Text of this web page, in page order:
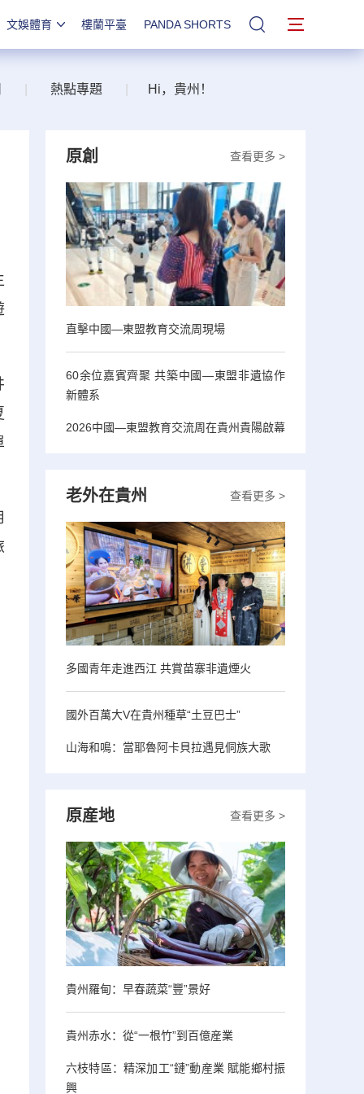
文娛體育 樓蘭平臺 PANDA SHORTS 站內搜索
熱點專題 Hi，貴州！
查看更多 >
原創
直擊中國—東盟教育交流周現場
60余位嘉賓齊聚 共築中國—東盟非遺協作
新體系
2026中國—東盟教育交流周在貴州貴陽啟幕
查看更多 >
老外在貴州
多國青年走進西江 共賞苗寨非遺煙火
國外百萬大V在貴州種草“土豆巴士”
山海和鳴：當耶魯阿卡貝拉遇見侗族大歌
查看更多 >
原産地
貴州羅甸：早春蔬菜“豐”景好
貴州赤水：從“一根竹”到百億産業
六枝特區：精深加工“鏈”動産業 賦能鄉村振
興